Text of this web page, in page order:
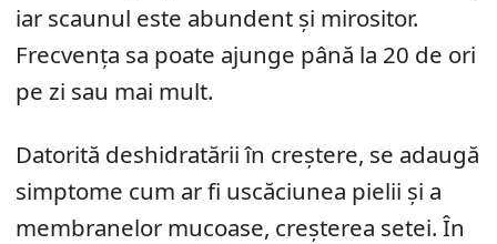
iar scaunul este abundent și mirositor.
Frecvența sa poate ajunge până la 20 de ori
pe zi sau mai mult.
Datorită deshidratării în creștere, se adaugă
simptome cum ar fi uscăciunea pielii și a
membranelor mucoase, creșterea setei. În